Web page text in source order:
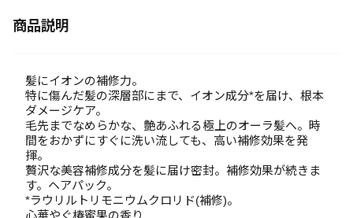
商品説明
髪にイオンの補修力。
特に傷んだ髪の深層部にまで、イオン成分*を届け、根本
ダメージケア。
毛先までなめらかな、艶あふれる極上のオーラ髪へ。時
間をおかずにすぐに洗い流しても、高い補修効果を発
揮。
贅沢な美容補修成分を髪に届け密封。補修効果が続きま
す。ヘアパック。
*ラウリルトリモニウムクロリド(補修)。
心華やぐ椿蜜果の香り